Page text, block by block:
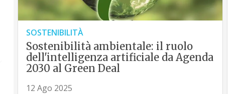
SOSTENIBILITÀ
Sostenibilità ambientale: il ruolo
dell'intelligenza artificiale da Agenda
2030 al Green Deal
12 Ago 2025